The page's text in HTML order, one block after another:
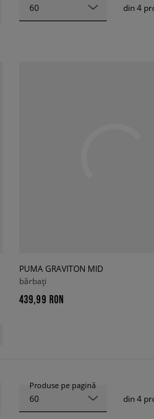
60 din4
PUMA GRAVITON MID
bărbați
439,99 RON
Produse pe pagină
60 din4